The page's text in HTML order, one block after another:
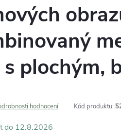
plochým,
hodnocení Kód produktu:
12.8.2026